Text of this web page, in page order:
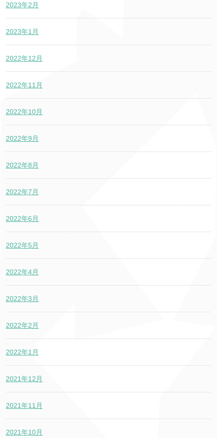
2023年2月
2023年1月
2022年12月
2022年11月
2022年10月
2022年9月
2022年8月
2022年7月
2022年6月
2022年5月
2022年4月
2022年3月
2022年2月
2022年1月
2021年12月
2021年11月
2021年10月